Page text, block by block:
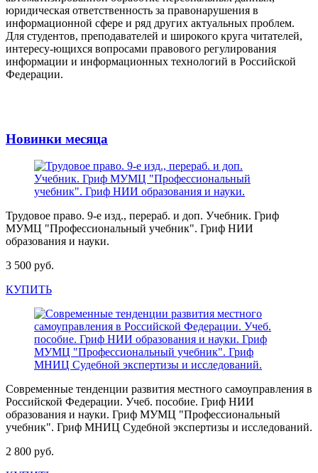
юридическая ответственность за правонарушения в
информационной сфере и ряд других актуальных проблем.
Для студентов, преподавателей и широкого круга читателей,
интересу-ющихся вопросами правового регулирования
информации и информационных технологий в Российской
Федерации.
Новинки месяца
Трудовое право. 9-е изд., перераб. и доп. Учебник. Гриф
МУМЦ "Профессиональный учебник". Гриф НИИ
образования и науки.
3 500 руб.
КУПИТЬ
Современные тенденции развития местного самоуправления в
Российской Федерации. Учеб. пособие. Гриф НИИ
образования и науки. Гриф МУМЦ "Профессиональный
учебник". Гриф МНИЦ Судебной экспертизы и исследований.
2 800 руб.